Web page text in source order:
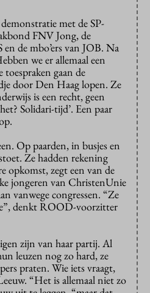
met de SP-
FNV Jong, de
de mbo’ers van JOB. Na
we er allemaal een
toespraken gaan de
door Den Haag lopen. Ze
is een recht, geen
Solidari-tijd’. Een paar
Op paarden, in busjes en
Ze hadden rekening
opkomst, zegt een van de
jongeren van ChristenUnie
vanwege congressen. “Ze
denkt ROOD-voorzitter
zijn van haar partij. Al
leuzen nog zo hard, ze
praten. Wie iets vraagt,
“Het is allemaal niet zo